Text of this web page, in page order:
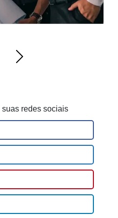
redes sociais